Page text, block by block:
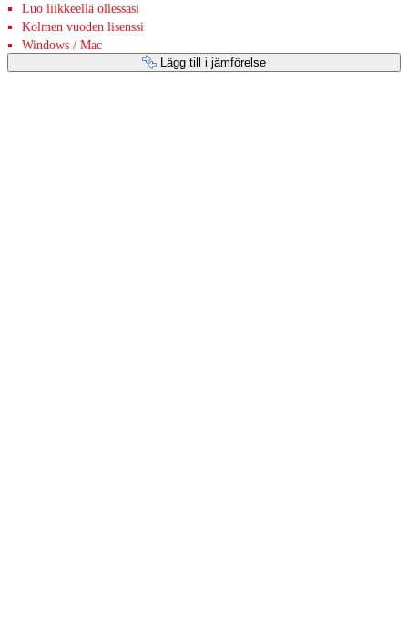
Luo liikkeellä ollessasi
Kolmen vuoden lisenssi
Windows / Mac
Lägg till i jämförelse